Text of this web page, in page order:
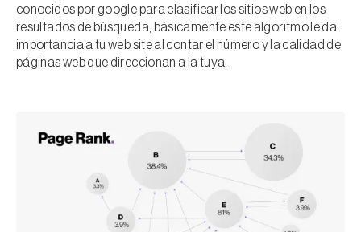
conocidos por google para clasificar los sitios web en los
resultados de búsqueda, básicamente este algoritmo le da
importancia a tu web site al contar el número y la calidad de
páginas web que direccionan a la tuya.